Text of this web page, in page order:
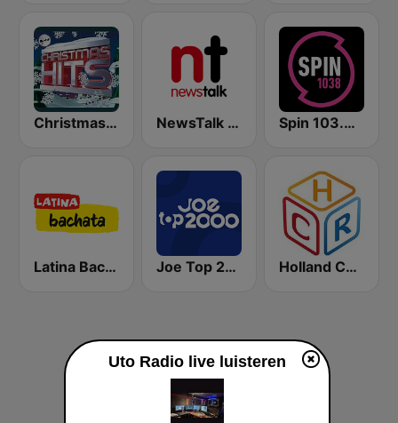
Christmas Hits Kerstradio NewsTalk 106-108 Spin 103.8 FM
Latina Bachata Joe Top 2000 Holland Country Radio
Uto Radio live luisteren